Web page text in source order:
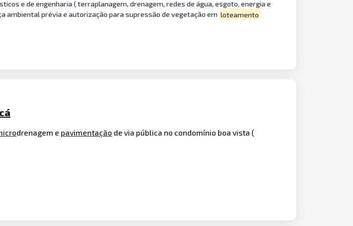
e de engenharia ( terraplanagem, drenagem, redes de água, esgoto, energia e
ambiental prévia e autorização para supressão de vegetação em loteamento
drenagem e pavimentação de via pública no condomínio boa vista (